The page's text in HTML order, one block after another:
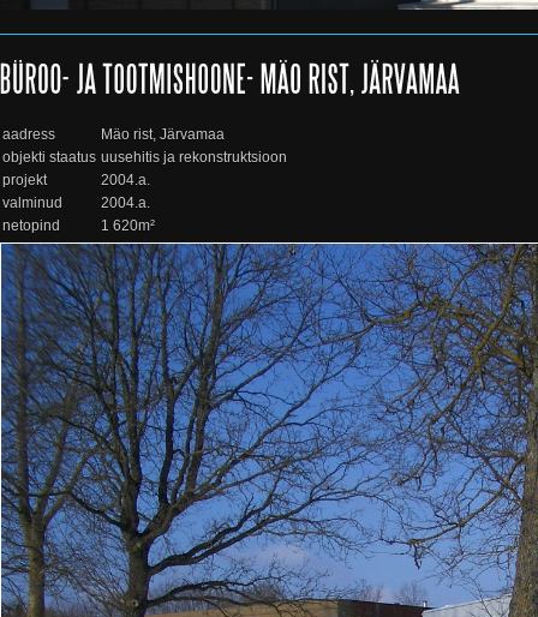
aadress
Mäo rist, Järvamaa
objekti staatus uusehitis ja rekonstruktsioon
projekt
2004.a.
valminud
2004.a.
netopind
1 620m²